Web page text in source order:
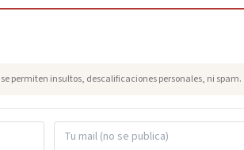
permiten insultos, descalificaciones personales, ni spam.